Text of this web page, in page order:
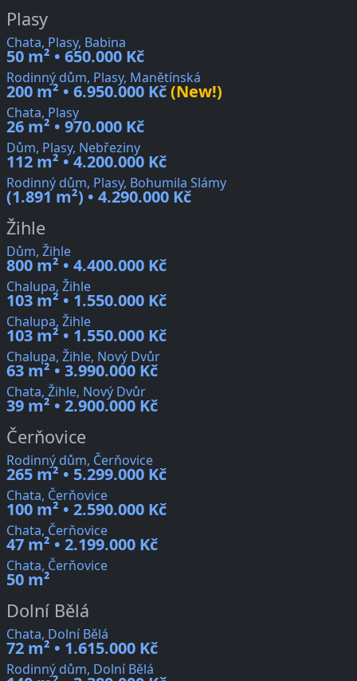
Plasy
Chata, Plasy, Babina
50 m² • 650.000 Kč
Rodinný dům, Plasy, Manětínská
200 m² • 6.950.000 Kč(New!)
Chata, Plasy
26 m² • 970.000 Kč
Dům, Plasy, Nebřeziny
112 m² • 4.200.000 Kč
Rodinný dům, Plasy, Bohumila Slámy
(1.891 m²) • 4.290.000 Kč
Žihle
Dům, Žihle
800 m² • 4.400.000 Kč
Chalupa, Žihle
103 m² • 1.550.000 Kč
Chalupa, Žihle
103 m² • 1.550.000 Kč
Chalupa, Žihle, Nový Dvůr
63 m² • 3.990.000 Kč
Chata, Žihle, Nový Dvůr
39 m² • 2.900.000 Kč
Čerňovice
Rodinný dům, Čerňovice
265 m² • 5.299.000 Kč
Chata, Čerňovice
100 m² • 2.590.000 Kč
Chata, Čerňovice
47 m² • 2.199.000 Kč
Chata, Čerňovice
50 m²
Dolní Bělá
Chata, Dolní Bělá
72 m² • 1.615.000 Kč
Rodinný dům, Dolní Bělá